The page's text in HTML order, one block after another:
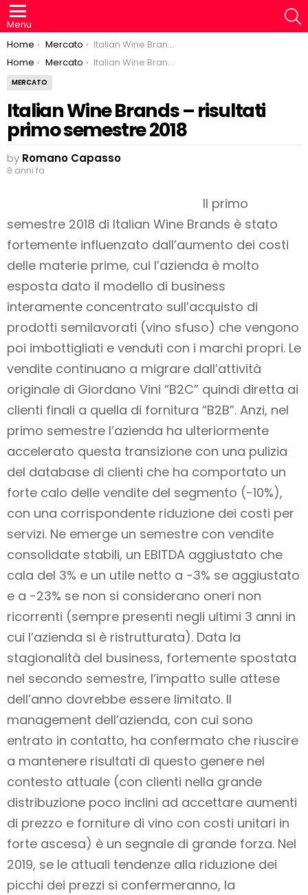
Menu
You are here:
Home Mercato
Italian Wine Brands – risultati primo semestre 2018
You are here:
Home Mercato Italian Wine Brands – risultati primo semestre 2018
MERCATO
Italian Wine Brands – risultati
primo semestre 2018
by Romano Capasso
8 anni fa
Il primo
semestre 2018 di Italian Wine Brands è stato
fortemente influenzato dall’aumento dei costi
delle materie prime, cui l’azienda è molto
esposta dato il modello di business
interamente concentrato sull’acquisto di
prodotti semilavorati (vino sfuso) che vengono
poi imbottigliati e venduti con i marchi propri. Le
vendite continuano a migrare dall’attività
originale di Giordano Vini “B2C” quindi diretta ai
clienti finali a quella di fornitura “B2B”. Anzi, nel
primo semestre l’azienda ha ulteriormente
accelerato questa transizione con una pulizia
del database di clienti che ha comportato un
forte calo delle vendite del segmento (-10%),
con una corrispondente riduzione dei costi per
servizi. Ne emerge un semestre con vendite
consolidate stabili, un EBITDA aggiustato che
cala del 3% e un utile netto a -3% se aggiustato
e a -23% se non si considerano oneri non
ricorrenti (sempre presenti negli ultimi 3 anni in
cui l’azienda si è ristrutturata). Data la
stagionalità del business, fortemente spostata
nel secondo semestre, l’impatto sulle attese
dell’anno dovrebbe essere limitato. Il
management dell’azienda, con cui sono
entrato in contatto, ha confermato che riuscire
a mantenere risultati di questo genere nel
contesto attuale (con clienti nella grande
distribuzione poco inclini ad accettare aumenti
di prezzo e forniture di vino con costi unitari in
forte ascesa) è un segnale di grande forza. Nel
2019, se le attuali tendenze alla riduzione dei
picchi dei prezzi si confermeranno, la